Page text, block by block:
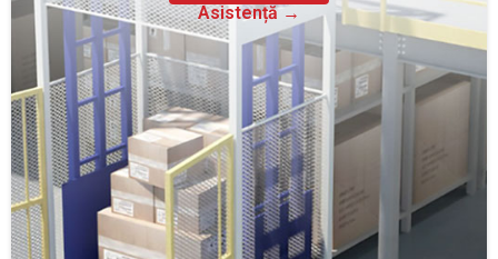
Asistență →